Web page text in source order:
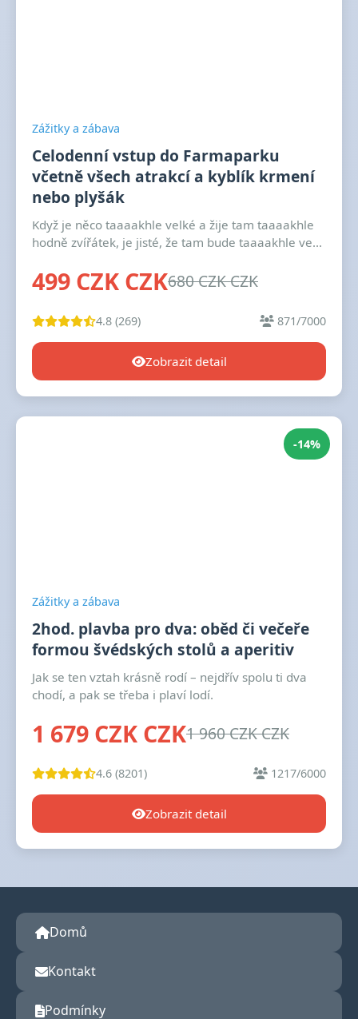
Zážitky a zábava
Celodenní vstup do Farmaparku
včetně všech atrakcí a kyblík krmení
nebo plyšák
Když je něco taaaakhle velké a žije tam taaaakhle
hodně zvířátek, je jisté, že tam bude taaaakhle ve...
499 CZK CZK680 CZK CZK
4.8 (269) 871/7000
Zobrazit detail
-14%
Zážitky a zábava
2hod. plavba pro dva: oběd či večeře
formou švédských stolů a aperitiv
Jak se ten vztah krásně rodí – nejdřív spolu ti dva
chodí, a pak se třeba i plaví lodí.
1 679 CZK CZK1 960 CZK CZK
4.6 (8201) 1217/6000
Zobrazit detail
Domů
Kontakt
Podmínky